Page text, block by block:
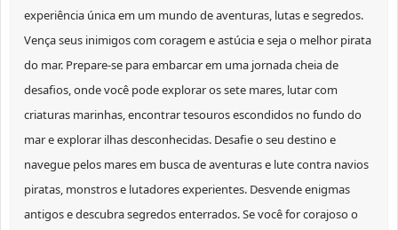
experiência única em um mundo de aventuras, lutas e segredos.
Vença seus inimigos com coragem e astúcia e seja o melhor pirata
do mar. Prepare-se para embarcar em uma jornada cheia de
desafios, onde você pode explorar os sete mares, lutar com
criaturas marinhas, encontrar tesouros escondidos no fundo do
mar e explorar ilhas desconhecidas. Desafie o seu destino e
navegue pelos mares em busca de aventuras e lute contra navios
piratas, monstros e lutadores experientes. Desvende enigmas
antigos e descubra segredos enterrados. Se você for corajoso o